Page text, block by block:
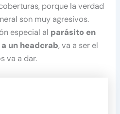
porque la verdad
son muy agresivos.
especial al parásito en
un headcrab, va a ser el
va a dar.